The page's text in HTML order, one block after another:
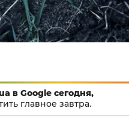
в Google сегодня,
главное завтра.